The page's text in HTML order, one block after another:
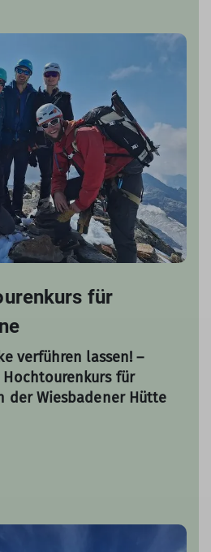
für
verführen lassen! –
Hochtourenkurs für
der Wiesbadener Hütte